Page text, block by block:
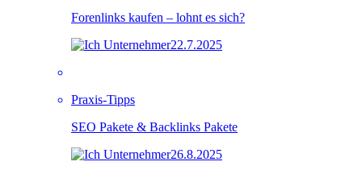
Forenlinks kaufen – lohnt es sich?
22.7.2025
Praxis-Tipps
SEO Pakete & Backlinks Pakete
26.8.2025